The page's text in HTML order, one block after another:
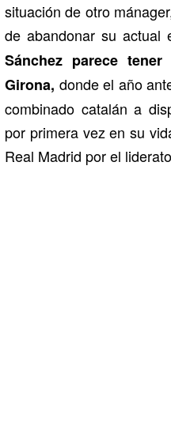
situación de otro
de abandonar su actual
Sánchez parece
Girona, donde el año
combinado catalán a
por primera vez en su
Real Madrid por el